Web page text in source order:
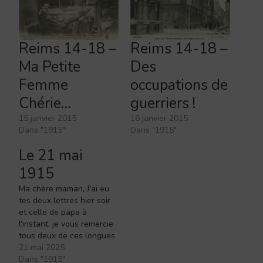
Reims 14-18 –
Ma Petite
Femme
Chérie…
15 janvier 2015
Dans "1915"
Reims 14-18 –
Des
occupations de
guerriers !
16 janvier 2015
Dans "1915"
Le 21 mai
1915
Ma chère maman, J'ai eu
tes deux lettres hier soir
et celle de papa à
l'instant, je vous remercie
tous deux de ces longues
lettres. En effet,
maintenant, je crois, nous
21 mai 2025
Dans "1915"